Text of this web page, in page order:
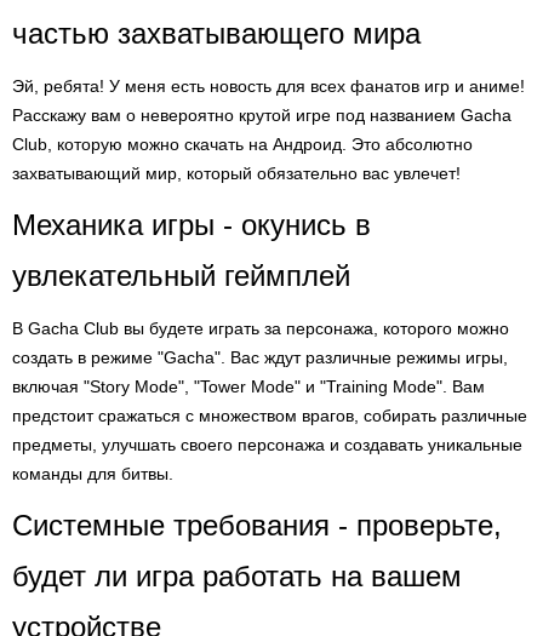
частью захватывающего мира
Эй, ребята! У меня есть новость для всех фанатов игр и аниме!
Расскажу вам о невероятно крутой игре под названием Gacha
Club, которую можно скачать на Андроид. Это абсолютно
захватывающий мир, который обязательно вас увлечет!
Механика игры - окунись в
увлекательный геймплей
В Gacha Club вы будете играть за персонажа, которого можно
создать в режиме "Gacha". Вас ждут различные режимы игры,
включая "Story Mode", "Tower Mode" и "Training Mode". Вам
предстоит сражаться с множеством врагов, собирать различные
предметы, улучшать своего персонажа и создавать уникальные
команды для битвы.
Системные требования - проверьте,
будет ли игра работать на вашем
устройстве